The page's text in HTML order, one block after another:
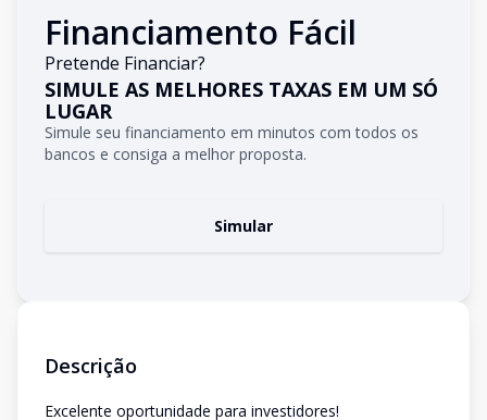
Financiamento Fácil
Pretende Financiar?
SIMULE AS MELHORES TAXAS EM UM SÓ
LUGAR
Simule seu financiamento em minutos com todos os
bancos e consiga a melhor proposta.
Simular
Descrição
Excelente oportunidade para investidores!